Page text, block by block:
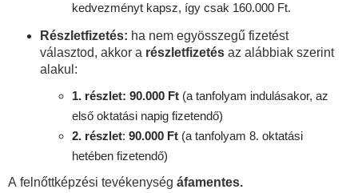
kedvezményt kapsz, így csak 160.000 Ft.
Részletfizetés: ha nem egyösszegű fizetést
választod, akkor a részletfizetés az alábbiak szerint
alakul:
1. részlet: 90.000 Ft (a tanfolyam indulásakor, az
első oktatási napig fizetendő)
2. részlet: 90.000 Ft (a tanfolyam 8. oktatási
hetében fizetendő)
A felnőttképzési tevékenység áfamentes.